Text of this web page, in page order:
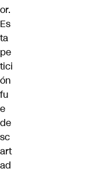
or.
Es
ta
pe
tici
ón
fu
e
de
sc
art
ad